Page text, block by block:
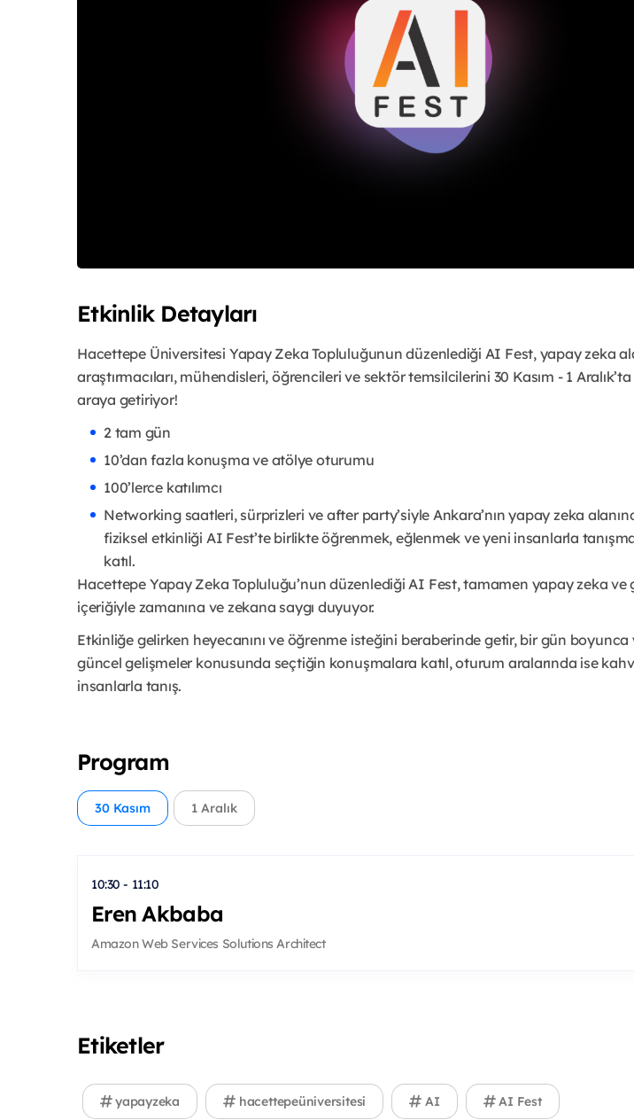
Etkinlik Detayları
Hacettepe Üniversitesi Yapay Zeka Topluluğunun düzenlediği AI Fest, yapay zeka
araştırmacıları, mühendisleri, öğrencileri ve sektör temsilcilerini 30 Kasım - 1
araya getiriyor!
2 tam gün
10’dan fazla konuşma ve atölye oturumu
100’lerce katılımcı
Networking saatleri, sürprizleri ve after party’siyle Ankara’nın yapay zeka
fiziksel etkinliği AI Fest’te birlikte öğrenmek, eğlenmek ve yeni insanlarla
katıl.
Hacettepe Yapay Zeka Topluluğu’nun düzenlediği AI Fest, tamamen yapay zeka ve
içeriğiyle zamanına ve zekana saygı duyuyor.
Etkinliğe gelirken heyecanını ve öğrenme isteğini beraberinde getir, bir gün
güncel gelişmeler konusunda seçtiğin konuşmalara katıl, oturum aralarında ise
insanlarla tanış.
Program
30 Kasım 1 Aralık
10:30 - 11:10
Eren Akbaba
Amazon Web Services Solutions Architect
Etiketler
yapayzeka hacettepeüniversitesi AI AI Fest